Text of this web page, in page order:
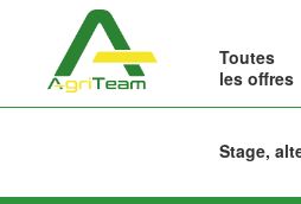
Toutes
les offres
Stage,